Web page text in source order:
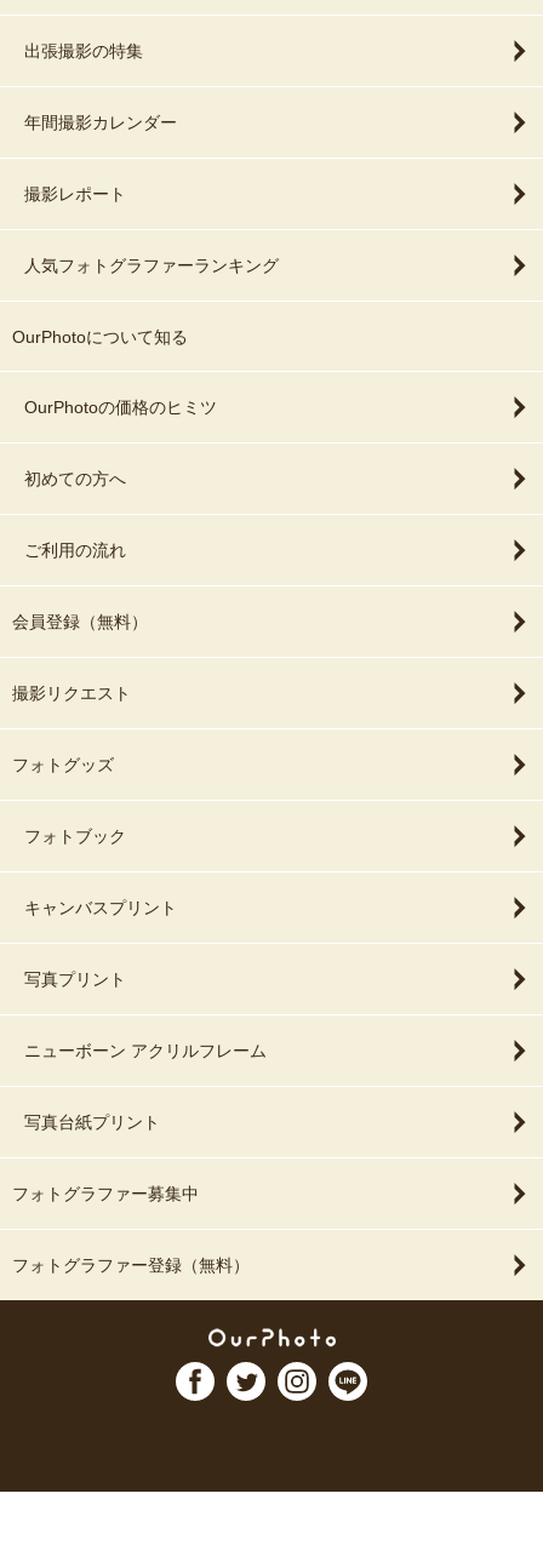
出張撮影の特集
年間撮影カレンダー
撮影レポート
人気フォトグラファーランキング
OurPhotoについて知る
OurPhotoの価格のヒミツ
初めての方へ
ご利用の流れ
会員登録（無料）
撮影リクエスト
フォトグッズ
フォトブック
キャンバスプリント
写真プリント
ニューボーン アクリルフレーム
写真台紙プリント
フォトグラファー募集中
フォトグラファー登録（無料）